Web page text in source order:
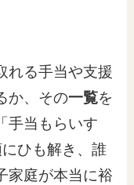
れる手当や支援
か、その一覧を
手当もらいす
にひも解き、誰
家庭が本当に裕